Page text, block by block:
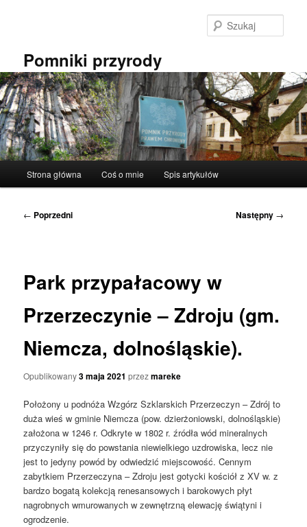
Pomniki przyrody
Strona główna Coś o mnie Spis artykułów
Nawigacja
← Poprzedni Następny →
Park przypałacowy w
Przerzeczynie – Zdroju (gm.
Niemcza, dolnośląskie).
Opublikowany3 maja 2021 przezmareke
Położony u podnóża Wzgórz Szklarskich Przerzeczyn – Zdrój to
duża wieś w gminie Niemcza (pow. dzierżoniowski, dolnośląskie)
założona w 1246 r. Odkryte w 1802 r. źródła wód mineralnych
przyczyniły się do powstania niewielkiego uzdrowiska, lecz nie
jest to jedyny powód by odwiedzić miejscowość. Cennym
zabytkiem Przerzeczyna – Zdroju jest gotycki kościół z XV w. z
bardzo bogatą kolekcją renesansowych i barokowych płyt
nagrobnych wmurowanych w zewnętrzną elewację świątyni i
ogrodzenie.